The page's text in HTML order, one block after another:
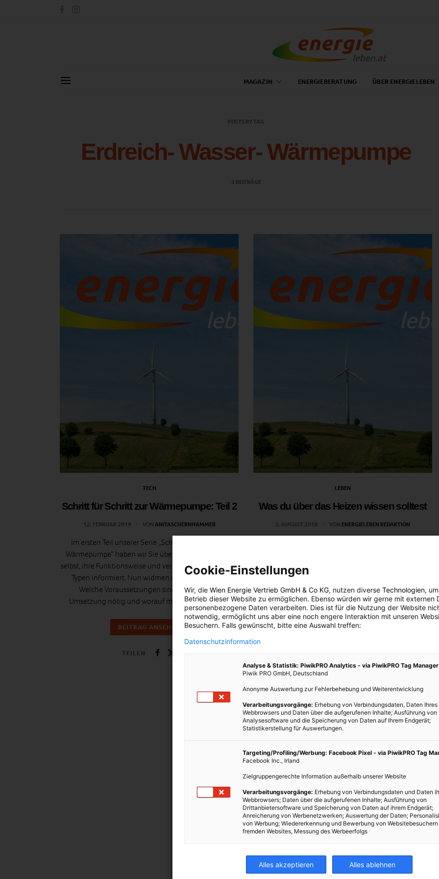
MAGAZIN ENERGIEBERATUNG ÜBER ENERGIELEBEN
POSTS BY TAG
Erdreich- Wasser- Wärmepumpe
3 BEITRÄGE
TECH
Schritt für Schritt zur Wärmepumpe: Teil 2
12. FEBRUAR 2019 VONANITASCHERNHAMMER
Im ersten Teil unserer Serie „Schritt für Schritt zur
Wärmepumpe“ haben wir Sie über die Wärmepumpe
selbst, ihre Funktionsweise und verschiedene Anlagen-
Typen informiert. Nun widmen wir uns der Frage:
Welche Voraussetzungen sind für die ideale
Umsetzung nötig und worauf müssen Sie achten?
BEITRAG ANSEHEN
TEILEN
LEBEN
Was du über das Heizen wissen solltest
3. AUGUST 2018 VON ENERGIELEBEN REDAKTION
TEILEN
Cookie-Einstellungen
Wir, die Wien Energie Vertrieb GmbH & Co KG, nutzen diverse Technologien,
Betrieb dieser Website zu ermöglichen. Ebenso würden wir gerne mit externen
personenbezogene Daten verarbeiten. Dies ist für die Nutzung der Website
notwendig, ermöglicht uns aber eine noch engere Interaktion mit unseren
Besuchern. Falls gewünscht, bitte eine Auswahl treffen:
Datenschutzinformation
Analyse & Statistik: PiwikPRO Analytics - via PiwikPRO Tag Manager
Piwik PRO GmbH, Deutschland
Anonyme Auswertung zur Fehlerbehebung und Weiterentwicklung
Verarbeitungsvorgänge: Erhebung von Verbindungsdaten, Daten Ihres
Webbrowsers und Daten über die aufgerufenen Inhalte; Ausführung von
Analysesoftware und die Speicherung von Daten auf Ihrem Endgerät;
Statistikerstellung für Auswertungen.
Targeting/Profiling/Werbung: Facebook Pixel - via PiwikPRO Tag
Facebook Inc., Irland
Zielgruppengerechte Information außerhalb unserer Website
Verarbeitungsvorgänge: Erhebung von Verbindungsdaten und Daten
Webbrowsers; Daten über die aufgerufenen Inhalte; Ausführung von
Drittanbietersoftware und Speicherung von Daten auf ihrem Endgerät;
Anreicherung von Werbenetzwerken; Auswertung der Daten;
von Werbung; Wiedererkennung und Bewerbung von
fremden Websites, Messung des Werbeerfolgs
Alles akzeptieren Alles ablehnen